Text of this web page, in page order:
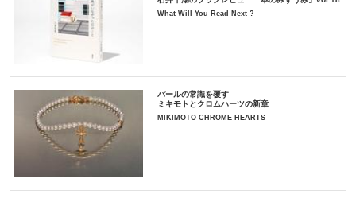
What Will You Read Next ?
パールの常識を覆す
ミキモトとクロムハーツの新章
MIKIMOTO CHROME HEARTS